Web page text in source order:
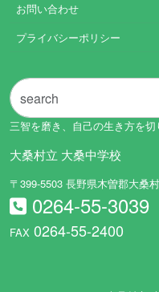
お問い合わせ
プライバシーポリシー
三智を磨き、自己の生き方を
大桑村立 大桑中学校
〒399-5503 長野県木曽郡大桑
0264-55-3039
FAX 0264-55-2400